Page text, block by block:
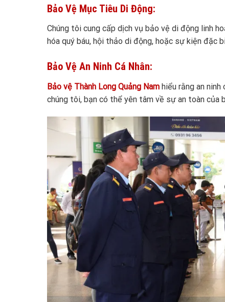
Bảo Vệ Mục Tiêu Di Động:
Chúng tôi cung cấp dịch vụ bảo vệ di động linh
hóa quý báu, hội thảo di động, hoặc sự kiện đặc
Bảo Vệ An Ninh Cá Nhân:
Bảo vệ Thành Long Quảng Nam hiểu rằng an ninh
chúng tôi, bạn có thể yên tâm về sự an toàn của